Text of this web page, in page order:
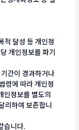
달성 등 개인정
개인정보를 파기
간이 경과하거나
령에 따라 개인정
인정보를 별도의
리하여 보존합니
습니다.